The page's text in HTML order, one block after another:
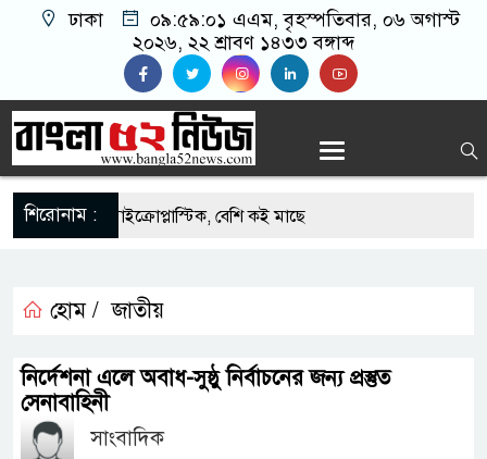
ঢাকা ০৯:৫৯:০১ এএম, বৃহস্পতিবার, ০৬ অগাস্ট
২০২৬, ২২ শ্রাবণ ১৪৩৩ বঙ্গাব্দ
শিরোনাম :
মাছে মিলল মাইক্রোপ্লাস্টিক, বেশি কই মাছে
ব্যবসায়িক অগ্রযাত্রায় নতুন অধ্যায়
স্থিতিশীল সরকার,প্রবাসীদের বিনিয়োগের এখনই
হোম / জাতীয়
নির্দেশনা এলে অবাধ-সুষ্ঠু নির্বাচনের জন্য প্রস্তুত
সেনাবাহিনী
সাংবাদিক